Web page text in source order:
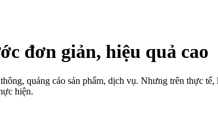
đơn giản, hiệu quả cao
quảng cáo sản phẩm, dịch vụ. Nhưng trên thực
hiện.